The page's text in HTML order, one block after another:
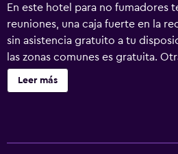
En este hotel para no fumadores
reuniones, una caja fuerte en la
sin asistencia gratuito a tu
las zonas comunes es gratuita.
un salón de eventos y una
Boutique Hotel Beckenlehner
Leer más